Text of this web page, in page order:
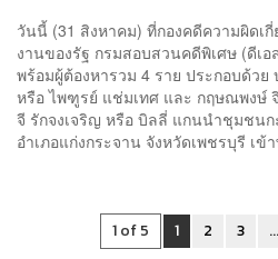
วันนี้ (31 สิงหาคม) ที่กองคดีความผิดเ
งานของรัฐ กรมสอบสวนคดีพิเศษ (ดีเ
พร้อมผู้ต้องหารวม 4 ราย ประกอบด้ว
หรือ ไพฑูรย์ แช่มเทศ และ กฤษณพงษ์
จี รักจงเจริญ หรือ บิลลี่ แกนนำชุมชนก
อำเภอแก่งกระจาน จังหวัดเพชรบุรี เ
1 of 5 1 2 3 ...